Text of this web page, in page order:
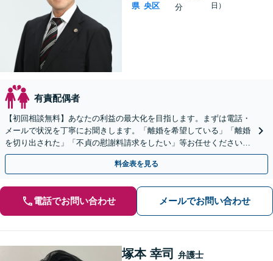
県 央区
分
日）
有責配偶者
【初回相談無料】あなたの利益の最大化を目指します。まずは電話・
メールで状況を丁寧にお聞きします。「離婚を希望している」「離婚
を切り出された」「不貞の慰謝料請求をしたい」等お任せください。
【リーズナブルな料金設定】
料金表を見る
電話でお問い合わせ メールでお問い合わせ
塚本 幸司 弁護士